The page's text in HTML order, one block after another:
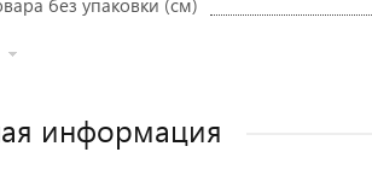
без упаковки (см)
информация